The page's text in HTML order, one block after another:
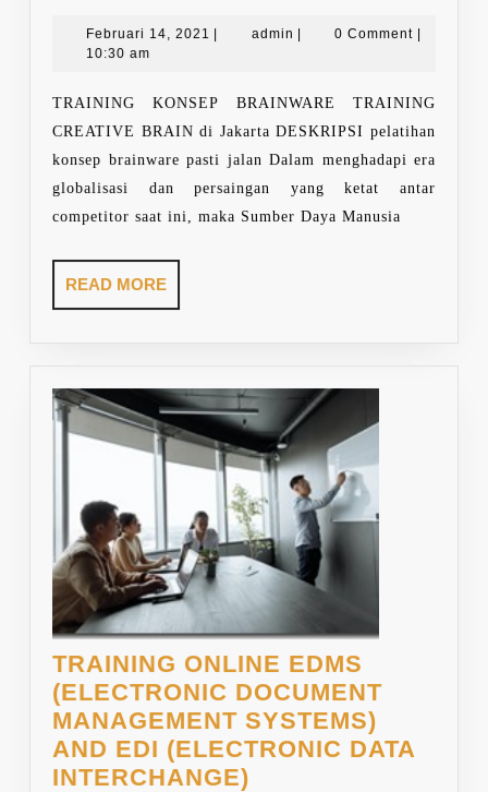
MANAGEMENT
Februari 14, 2021 Februariadmin admin0 Comment
10:30 am
TRAINING KONSEP BRAINWARE TRAINING
CREATIVE BRAIN di Jakarta DESKRIPSI pelatihan
konsep brainware pasti jalan Dalam menghadapi era
globalisasi dan persaingan yang ketat antar
competitor saat ini, maka Sumber Daya Manusia
READ MOREREAD
MORE
TRAINING ONLINE EDMS
(ELECTRONIC DOCUMENT
MANAGEMENT SYSTEMS)
AND EDI (ELECTRONIC DATA
INTERCHANGE)